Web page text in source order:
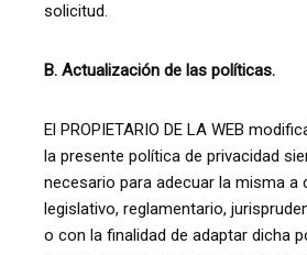
solicitud.
B. Actualización de las políticas.
El PROPIETARIO DE LA WEB
la presente política de privacidad
necesario para adecuar la misma a
legislativo, reglamentario,
o con la finalidad de adaptar dicha